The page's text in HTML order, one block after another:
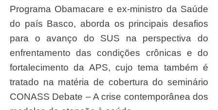
Programa Obamacare e ex-ministro da Saúde
do país Basco, aborda os principais desafios
para o avanço do SUS na perspectiva do
enfrentamento das condições crônicas e do
fortalecimento da APS, cujo tema também é
tratado na matéria de cobertura do seminário
CONASS Debate – A crise contemporânea dos